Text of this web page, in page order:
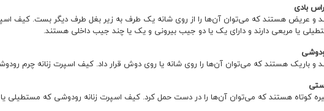
بادی
و عریض هستند که می‌توان آن‌ها را از روی شانه یک طرف به زیر بغل طرف دیگر بست. کیف
یا مربعی دارند و دارای یک یا دو جیب بیرونی و یک یا چند جیب داخلی هستند.
و باریک هستند که می‌توان آن‌ها را روی شانه یا روی دوش قرار داد. کیف اسپرت زنانه چرم
کوتاه هستند که می‌توان آن‌ها را در دست حمل کرد. کیف اسپرت زنانه رودوشی که مستطیلی